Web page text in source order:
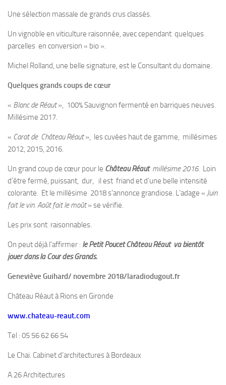
Une sélection massale de grands crus classés.
Un vignoble en viticulture raisonnée, avec cependant quelques
parcelles en conversion « bio ».
Michel Rolland, une belle signature, est le Consultant du domaine.
Quelques grands coups de cœur
« Blanc de Réaut», 100% Sauvignon fermenté en barriques neuves.
Millésime 2017.
« Carat de Château Réaut», les cuvées haut de gamme, millésimes
2012, 2015, 2016.
Un grand coup de cœur pour le Château Réaut millésime 2016. Loin
d’être fermé, puissant, dur, il est friand et d’une belle intensité
colorante. Et le millésime 2018 s’annonce grandiose. L’adage « Juin
fait le vin. Août fait le moût» se vérifie.
Les prix sont raisonnables.
On peut déjà l’affirmer : le Petit Poucet Château Réaut va bientôt
jouer dans la Cour des Grands.
Geneviève Guihard/ novembre 2018/laradiodugout.fr
Château Réaut à Rions en Gironde
www.chateau-reaut.com
Tel : 05 56 62 66 54
Le Chai. Cabinet d’architectures à Bordeaux
A.26 Architectures